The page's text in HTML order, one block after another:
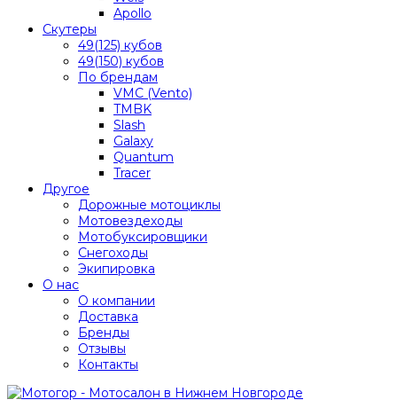
Apollo
Скутеры
49(125) кубов
49(150) кубов
По брендам
VMC (Vento)
TMBK
Slash
Galaxy
Quantum
Tracer
Другое
Дорожные мотоциклы
Мотовездеходы
Мотобуксировщики
Снегоходы
Экипировка
О нас
О компании
Доставка
Бренды
Отзывы
Контакты